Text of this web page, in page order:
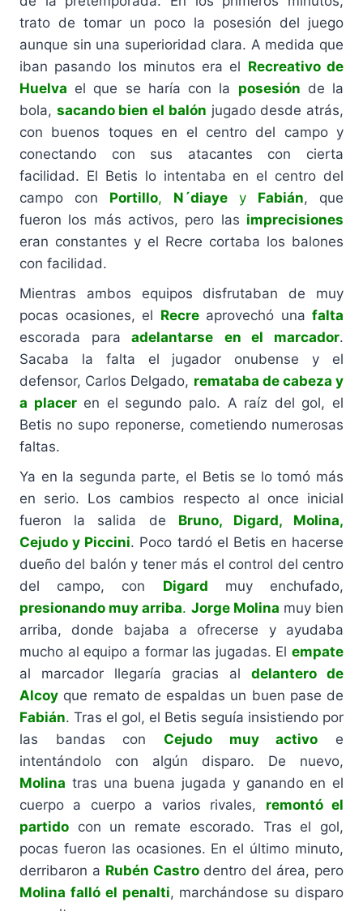
trato de tomar un poco la posesión del juego
aunque sin una superioridad clara. A medida que
iban pasando los minutos era el Recreativo de
Huelva el que se haría con la posesión de la
bola, sacando bien el balón jugado desde atrás,
con buenos toques en el centro del campo y
conectando con sus atacantes con cierta
facilidad. El Betis lo intentaba en el centro del
campo con Portillo, N´diaye y Fabián, que
fueron los más activos, pero las imprecisiones
eran constantes y el Recre cortaba los balones
con facilidad.
Mientras ambos equipos disfrutaban de muy
pocas ocasiones, el Recreaprovechó una falta
escorada paraadelantarse en el marcador.
Sacaba la falta el jugador onubense y el
defensor, Carlos Delgado, remataba de cabeza y
a placer en el segundo palo. A raíz del gol, el
Betis no supo reponerse, cometiendo numerosas
faltas.
Ya en la segunda parte, el Betis se lo tomó más
en serio. Los cambios respecto al once inicial
fueron la salida de Bruno, Digard, Molina,
Cejudo y Piccini. Poco tardó el Betis en hacerse
dueño del balón y tener más el control del centro
del campo, con Digard muy enchufado,
presionando muy arriba. Jorge Molina muy bien
arriba, donde bajaba a ofrecerse y ayudaba
mucho al equipo a formar las jugadas. El empate
al marcador llegaría gracias al delantero de
Alcoy que remato de espaldas un buen pase de
Fabián. Tras el gol, el Betis seguía insistiendo por
las bandas con Cejudo muy activo e
intentándolo con algún disparo. De nuevo,
Molina tras una buena jugada y ganando en el
cuerpo a cuerpo a varios rivales, remontó el
partido con un remate escorado. Tras el gol,
pocas fueron las ocasiones. En el último minuto,
derribaron a Rubén Castrodentro del área, pero
Molina falló el penalti, marchándose su disparo